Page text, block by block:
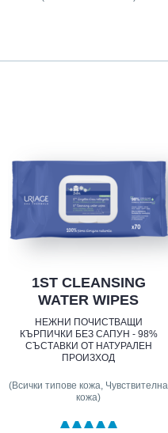
1ST CLEANSING
WATER WIPES
НЕЖНИ ПОЧИСТВАЩИ
КЪРПИЧКИ БЕЗ САПУН - 98%
СЪСТАВКИ ОТ НАТУРАЛЕН
ПРОИЗХОД
(Всички типове кожа, Чувствителна
кожа)